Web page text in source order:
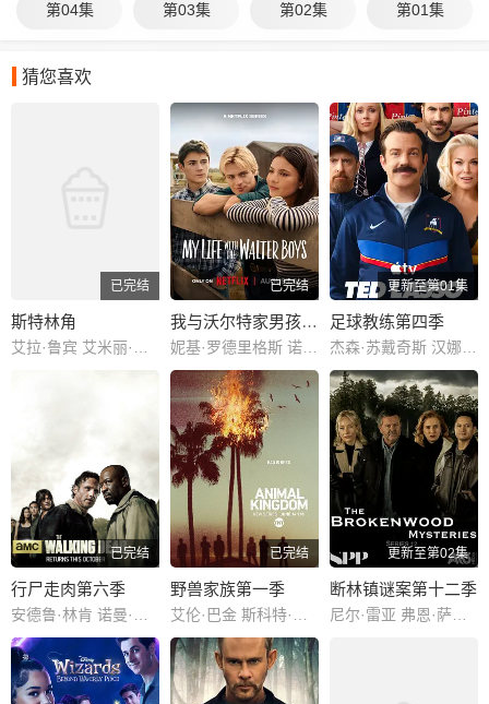
第04集 第03集 第02集 第01集
猜您喜欢
已完结
斯特林角
已完结
我与沃尔特家男孩的生活第三季
妮基·罗德里格斯 诺亚·拉朗德 阿什比·金特里 艾萨克·阿雷兰尼斯 马克·布鲁卡斯 Sally Cacic 柯瑞·福格尔玛尼斯 Lennix James 艾琳·卡普拉克 约翰尼·林克 米娅·洛韦 杰克·曼利 保罗·麦克吉莱恩 Naveen Paddock 迈尔斯·佩雷斯
更新至第01集
足球教练第四季
已完结
行尸走肉第六季
已完结
野兽家族第一季
更新至第02集
断林镇谜案第十二季
尼尔·雷亚 弗恩·萨瑟兰 克里斯蒂娜·谢尔班·扬达 Jarod Rawiri